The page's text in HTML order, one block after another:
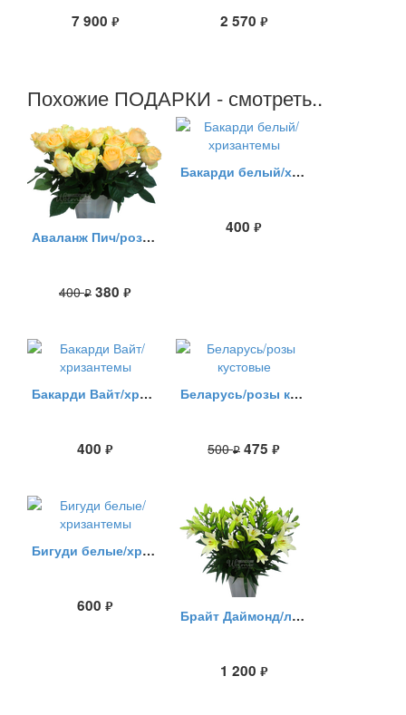
7 900 руб. 2 570 руб.
Похожие ПОДАРКИ - смотреть..
Аваланж Пич/розы персиковые
400руб. 380 руб.
Бакарди белый/хризантемы
400 руб.
Бакарди Вайт/хризантемы
400 руб.
Беларусь/розы кустовые
500руб. 475 руб.
Бигуди белые/хризантемы
600 руб.
Брайт Даймонд/лилия белая
1 200 руб.